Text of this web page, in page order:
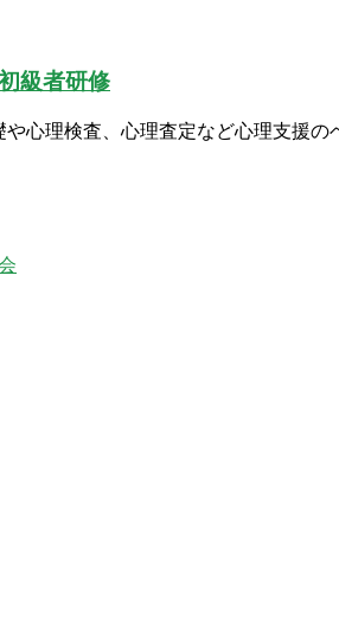
級者研修
や心理検査、心理査定など心理支援